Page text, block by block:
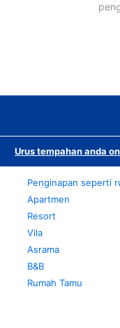
Urus tempahan anda
Penginapan seperti
Apartmen
Resort
Vila
Asrama
B&B
Rumah Tamu